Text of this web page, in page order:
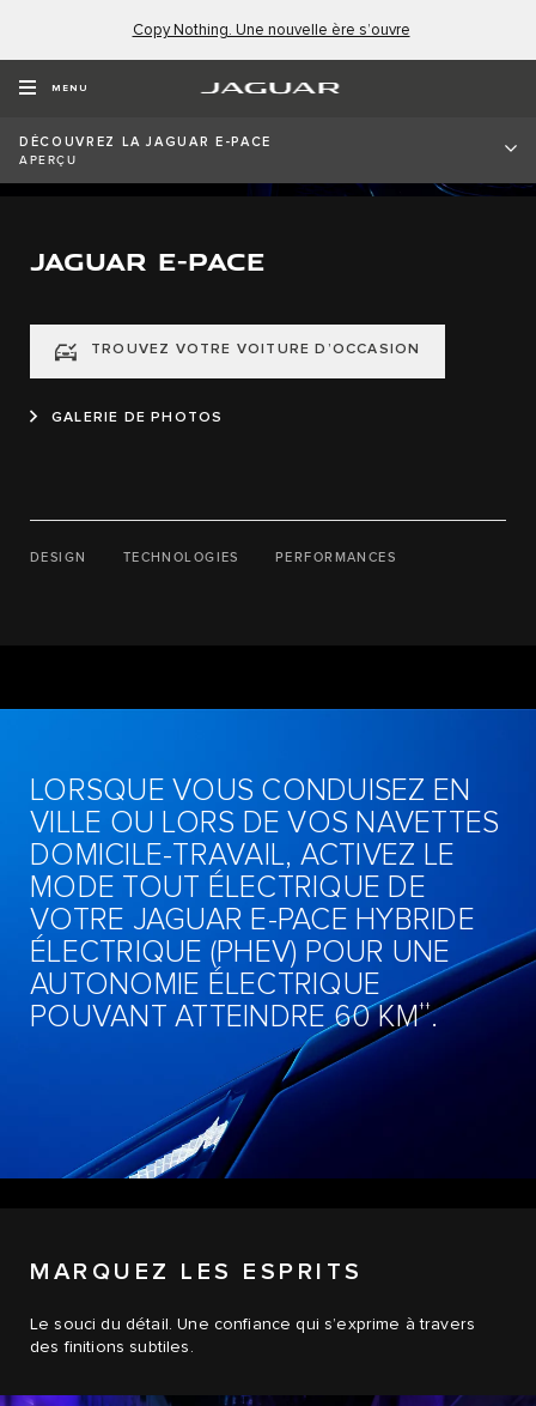
Copy Nothing. Une nouvelle ère s’ouvre
MENU
DÉCOUVREZ LA JAGUAR E-PACE
APERÇU
JAGUAR E-PACE
TROUVEZ VOTRE VOITURE D’OCCASION
GALERIE DE PHOTOS
DESIGN TECHNOLOGIES PERFORMANCES
LORSQUE VOUS CONDUISEZ EN
VILLE OU LORS DE VOS NAVETTES
DOMICILE-TRAVAIL, ACTIVEZ LE
MODE TOUT ÉLECTRIQUE DE
VOTRE JAGUAR E-PACE HYBRIDE
ÉLECTRIQUE (PHEV) POUR UNE
AUTONOMIE ÉLECTRIQUE
POUVANT ATTEINDRE 60 KM††.
MARQUEZ LES ESPRITS
Le souci du détail. Une confiance qui s’exprime à travers
des finitions subtiles.